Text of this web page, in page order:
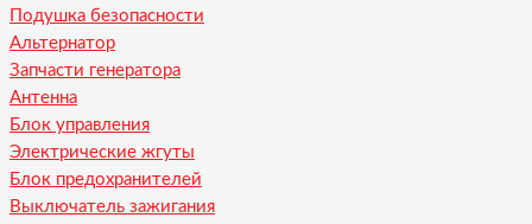
Подушка безопасности
Альтернатор
Запчасти генератора
Антенна
Блок управления
Электрические жгуты
Блок предохранителей
Выключатель зажигания